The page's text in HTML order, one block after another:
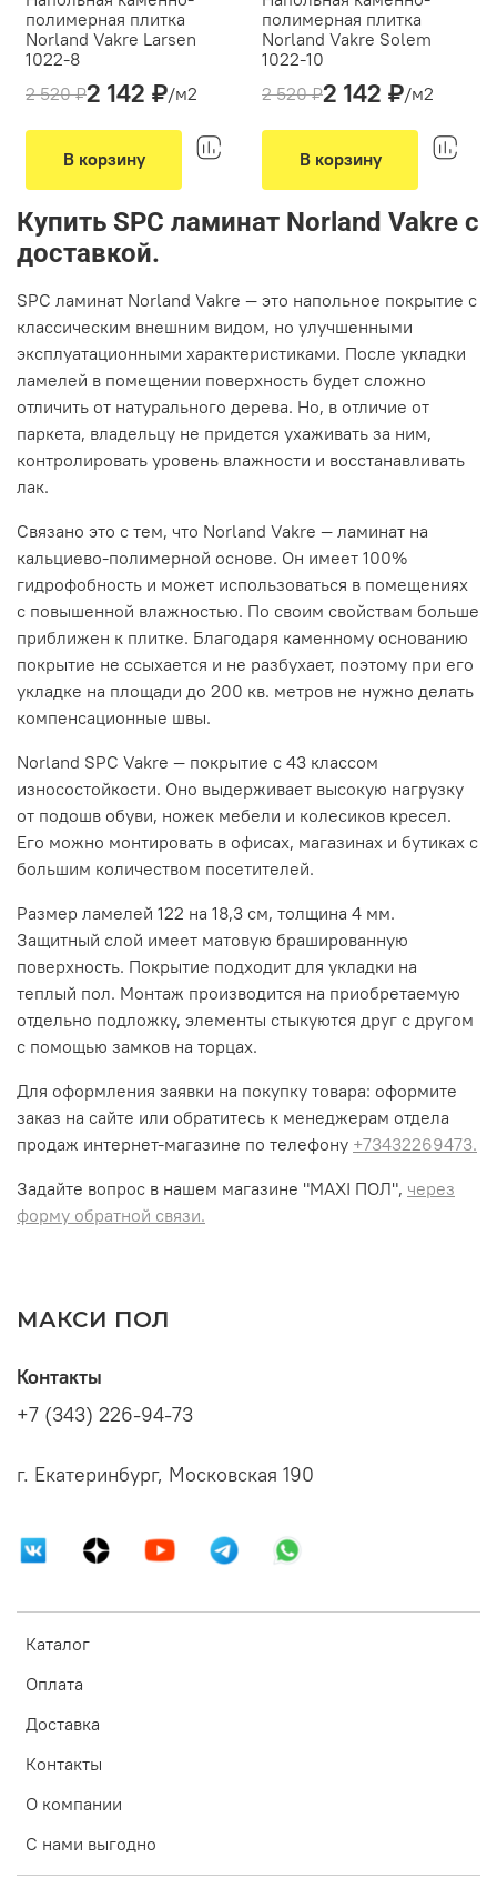
полимерная плитка
Norland Vakre Larsen
1022-8
Толщина(мм):4
Вид укладки:
Классическая укладка
2 520 ₽2 142 ₽/м2
В корзину
полимерная плитка
Norland Vakre Solem
1022-10
Толщина(мм):4
Вид укладки:
Классическая укладка
2 520 ₽2 142 ₽/м2
В корзину
Купить SPC ламинат Norland Vakre с
доставкой.
SPC ламинат Norland Vakre — это напольное покрытие с
классическим внешним видом, но улучшенными
эксплуатационными характеристиками. После укладки
ламелей в помещении поверхность будет сложно
отличить от натурального дерева. Но, в отличие от
паркета, владельцу не придется ухаживать за ним,
контролировать уровень влажности и восстанавливать
лак.
Связано это с тем, что Norland Vakre — ламинат на
кальциево-полимерной основе. Он имеет 100%
гидрофобность и может использоваться в помещениях
с повышенной влажностью. По своим свойствам больше
приближен к плитке. Благодаря каменному основанию
покрытие не ссыхается и не разбухает, поэтому при его
укладке на площади до 200 кв. метров не нужно делать
компенсационные швы.
Norland SPC Vakre — покрытие с 43 классом
износостойкости. Оно выдерживает высокую нагрузку
от подошв обуви, ножек мебели и колесиков кресел.
Его можно монтировать в офисах, магазинах и бутиках с
большим количеством посетителей.
Размер ламелей 122 на 18,3 см, толщина 4 мм.
Защитный слой имеет матовую брашированную
поверхность. Покрытие подходит для укладки на
теплый пол. Монтаж производится на приобретаемую
отдельно подложку, элементы стыкуются друг с другом
с помощью замков на торцах.
Для оформления заявки на покупку товара: оформите
заказ на сайте или обратитесь к менеджерам отдела
продаж интернет-магазине по телефону +73432269473.
Задайте вопрос в нашем магазине "MAXI ПОЛ", через
форму обратной связи.
МАКСИ ПОЛ
Каталог
Оплата
Доставка
Контакты
О компании
С нами выгодно
Контакты
+7 (343) 226-94-73
г. Екатеринбург, Московская 190